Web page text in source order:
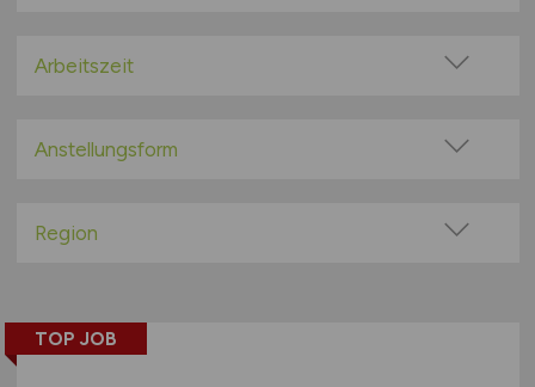
Home-Office möglich / Hybrid
Remote aus dem Ausland möglich
Arbeitszeit
Teilzeit
Anstellungsform
befristete Anstellung
Projektarbeit / Freelancer
Region
Berlin
TOP JOB